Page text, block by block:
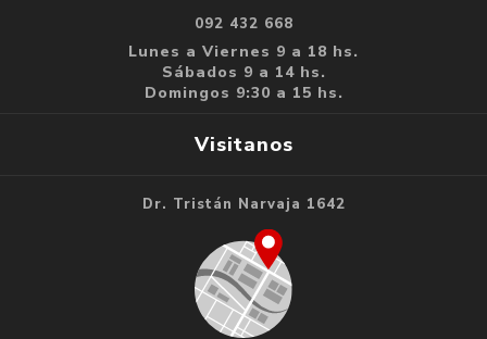
092 432 668
Lunes a Viernes 9 a 18 hs.
Sábados 9 a 14 hs.
Domingos 9:30 a 15 hs.
Visitanos
Dr. Tristán Narvaja 1642